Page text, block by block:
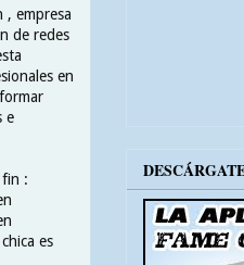
, empresa
de redes
en
e
fin :
es